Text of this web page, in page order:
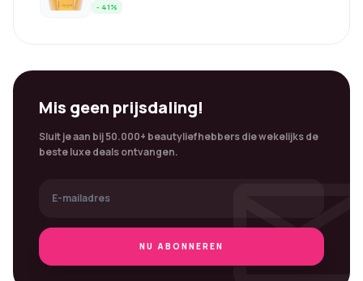
- 41%
Mis geen prijsdaling!
Sluit je aan bij 50.000+ beautyliefhebbers die wekelijks de
beste luxe deals ontvangen.
NU ABONNEREN